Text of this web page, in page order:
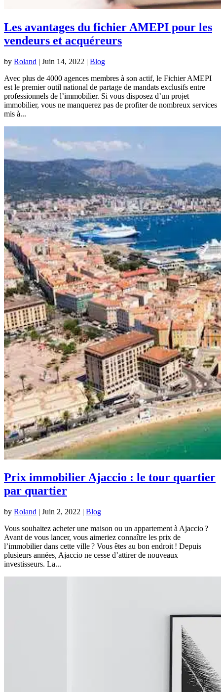
Les avantages du fichier AMEPI pour les
vendeurs et acquéreurs
by Roland | Juin 14, 2022 | Blog
Avec plus de 4000 agences membres à son actif, le Fichier AMEPI
est le premier outil national de partage de mandats exclusifs entre
professionnels de l’immobilier. Si vous disposez d’un projet
immobilier, vous ne manquerez pas de profiter de nombreux services
mis à...
Prix immobilier Ajaccio : le tour quartier
par quartier
by Roland | Juin 2, 2022 | Blog
Vous souhaitez acheter une maison ou un appartement à Ajaccio ?
Avant de vous lancer, vous aimeriez connaître les prix de
l’immobilier dans cette ville ? Vous êtes au bon endroit ! Depuis
plusieurs années, Ajaccio ne cesse d’attirer de nouveaux
investisseurs. La...